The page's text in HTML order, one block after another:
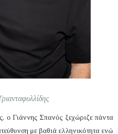
Νέγκα
ο Γιάννης Σπανός ξεχώριζε πάντα
με βαθιά ελληνικότητα ενώ